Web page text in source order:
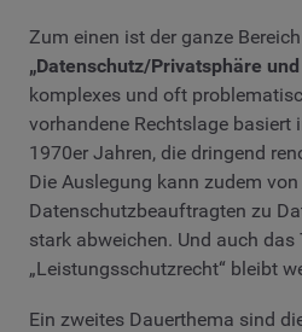
Zum einen ist der ganze Bereich
„Datenschutz/Privatsphäre und
komplexes und oft
vorhandene Rechtslage basiert
1970er Jahren, die dringend
Die Auslegung kann zudem von
Datenschutzbeauftragten zu
stark abweichen. Und auch das
„Leistungsschutzrecht“ bleibt
Ein zweites Dauerthema sind